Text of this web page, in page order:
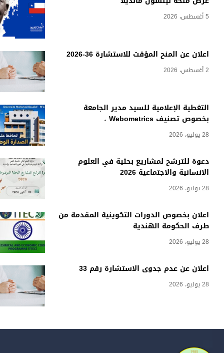
5 أغسطس، 2026
اعلان عن المنح المؤقت للاستشارة 36-2026
2 أغسطس، 2026
التغطية الإعلامية للسيد مدير الجامعة
بخصوص تصنيف Webometrics ،
28 يوليو، 2026
دعوة للترشح لمشاريع بحثية في العلوم
الانسانية والاجتماعية 2026
28 يوليو، 2026
اعلان بخصوص الدورات التكوينية المقدمة من
طرف الحكومة الهندية
28 يوليو، 2026
اعلان عن عدم جدوى الاستشارة رقم 33
28 يوليو، 2026